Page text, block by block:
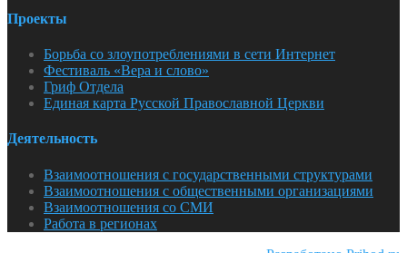
Проекты
Борьба со злоупотреблениями в сети Интернет
Фестиваль «Вера и слово»
Гриф Отдела
Единая карта Русской Православной Церкви
Деятельность
Взаимоотношения с государственными структурами
Взаимоотношения с общественными организациями
Взаимоотношения со СМИ
Работа в регионах